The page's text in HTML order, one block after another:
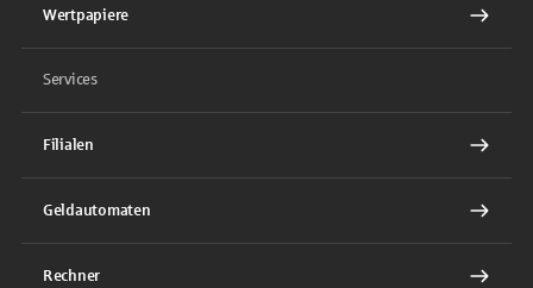
Wertpapiere
Services
Filialen
Geldautomaten
Rechner